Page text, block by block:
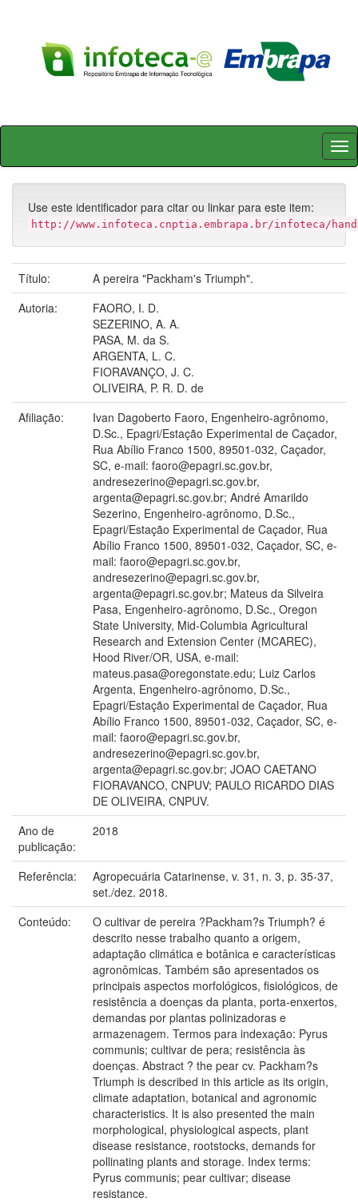
Skip
Use este identificador para citar ou linkar para este item:
http://www.infoteca.cnptia.embrapa.br/infoteca/
Título:
A pereira "Packham's Triumph".
Autoria:
FAORO, I. D.
SEZERINO, A. A.
PASA, M. da S.
ARGENTA, L. C.
FIORAVANÇO, J. C.
OLIVEIRA, P. R. D. de
Afiliação:
Ivan Dagoberto Faoro, Engenheiro-agrônomo,
D.Sc., Epagri/Estação Experimental de Caçador,
Rua Abílio Franco 1500, 89501-032, Caçador,
SC, e-mail: faoro@epagri.sc.gov.br,
andresezerino@epagri.sc.gov.br,
argenta@epagri.sc.gov.br; André Amarildo
Sezerino, Engenheiro-agrônomo, D.Sc.,
Epagri/Estação Experimental de Caçador, Rua
Abílio Franco 1500, 89501-032, Caçador, SC, e-
mail: faoro@epagri.sc.gov.br,
andresezerino@epagri.sc.gov.br,
argenta@epagri.sc.gov.br; Mateus da Silveira
Pasa, Engenheiro-agrônomo, D.Sc., Oregon
State University, Mid-Columbia Agricultural
Research and Extension Center (MCAREC),
Hood River/OR, USA, e-mail:
mateus.pasa@oregonstate.edu; Luiz Carlos
Argenta, Engenheiro-agrônomo, D.Sc.,
Epagri/Estação Experimental de Caçador, Rua
Abílio Franco 1500, 89501-032, Caçador, SC, e-
mail: faoro@epagri.sc.gov.br,
andresezerino@epagri.sc.gov.br,
argenta@epagri.sc.gov.br; JOAO CAETANO
FIORAVANCO, CNPUV; PAULO RICARDO DIAS
DE OLIVEIRA, CNPUV.
Ano de
publicação:
2018
Referência:
Agropecuária Catarinense, v. 31, n. 3, p. 35-37,
set./dez. 2018.
Conteúdo:
O cultivar de pereira ?Packham?s Triumph? é
descrito nesse trabalho quanto a origem,
adaptação climática e botânica e características
agronômicas. Também são apresentados os
principais aspectos morfológicos, fisiológicos, de
resistência a doenças da planta, porta-enxertos,
demandas por plantas polinizadoras e
armazenagem. Termos para indexação: Pyrus
communis; cultivar de pera; resistência às
doenças. Abstract ? the pear cv. Packham?s
Triumph is described in this article as its origin,
climate adaptation, botanical and agronomic
characteristics. It is also presented the main
morphological, physiological aspects, plant
disease resistance, rootstocks, demands for
pollinating plants and storage. Index terms:
Pyrus communis; pear cultivar; disease
resistance.